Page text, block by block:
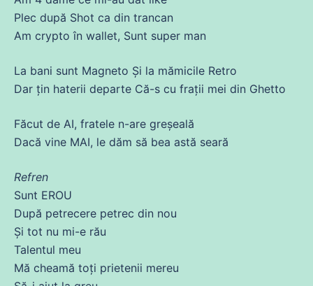
Plec după Shot ca din trancan
Am crypto în wallet, Sunt super man
La bani sunt Magneto Și la mămicile Retro
Dar țin haterii departe Că-s cu frații mei din Ghetto
Făcut de AI, fratele n-are greșeală
Dacă vine MAI, le dăm să bea astă seară
Refren
Sunt EROU
După petrecere petrec din nou
Și tot nu mi-e rău
Talentul meu
Mă cheamă toți prietenii mereu